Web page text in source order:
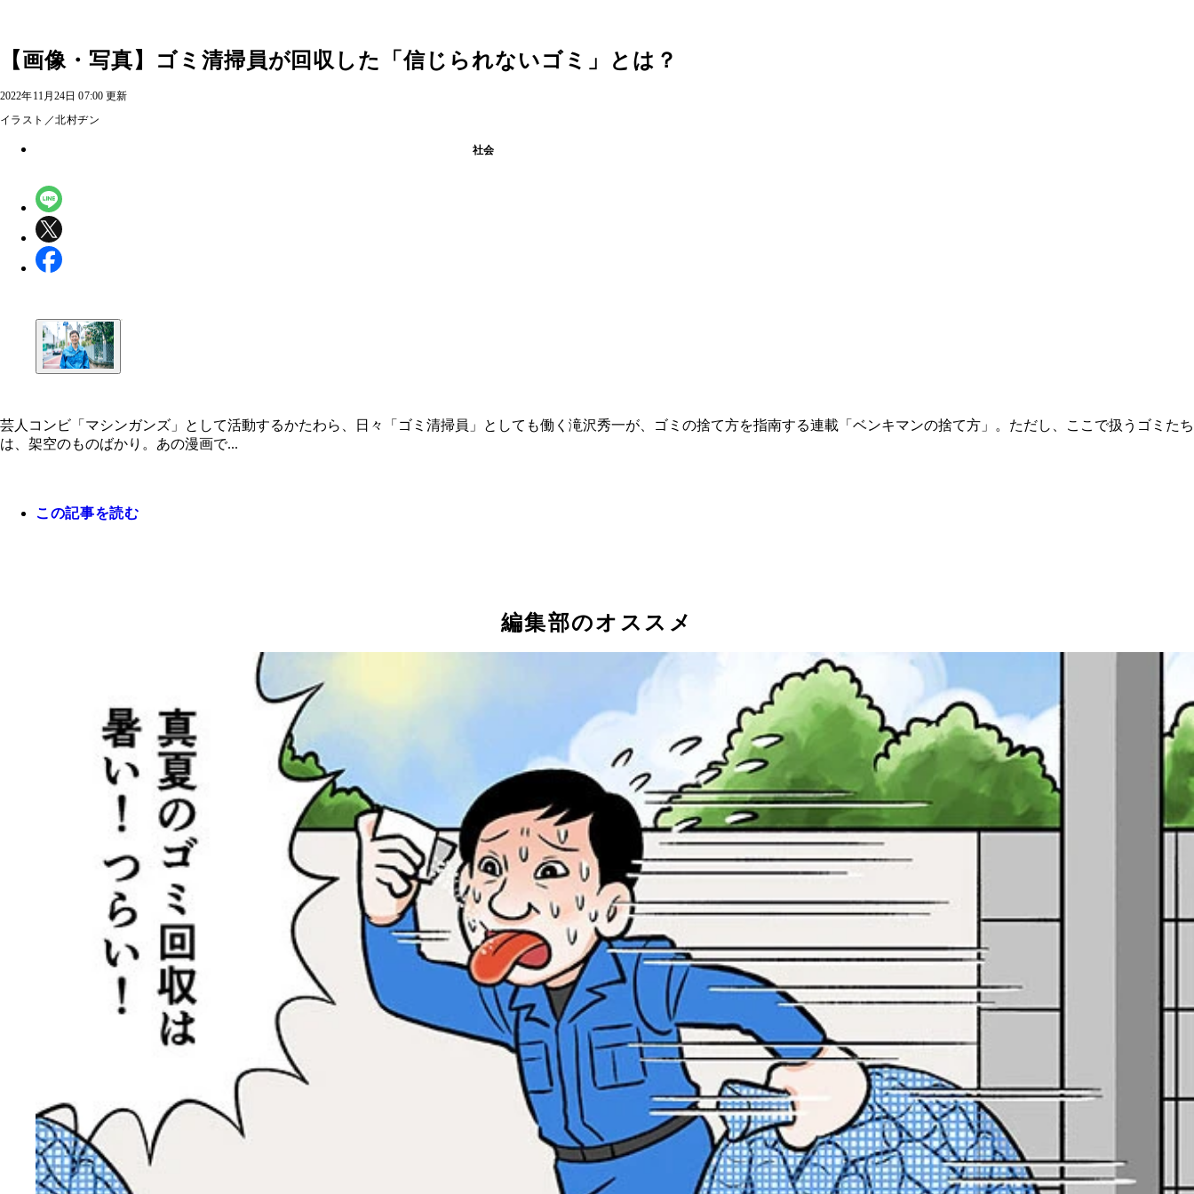
【画像・写真】ゴミ清掃員が回収した「信じられないゴミ」とは？
2022年11月24日 07:00 更新
イラスト／北村ヂン
社会
芸人コンビ「マシンガンズ」として活動するかたわら、日々「ゴミ清掃員」としても働く滝沢秀一が、ゴミの捨て方を指南する連載「ベンキマンの捨て方」。ただし、ここで扱うゴミたち
は、架空のものばかり。あの漫画で...
この記事を読む
編集部のオススメ